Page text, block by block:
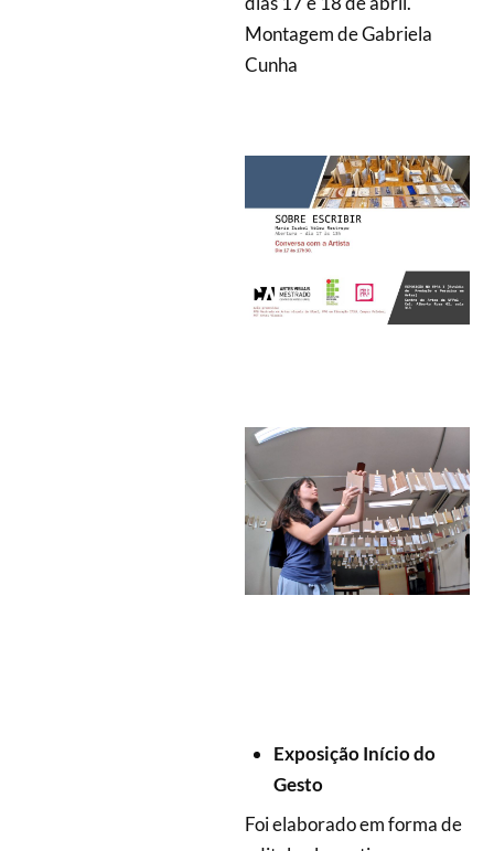
Montagem de Gabriela
Cunha
Exposição Início do
Gesto
Foi elaborado em forma de